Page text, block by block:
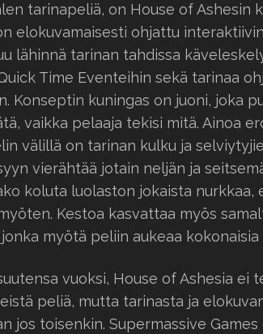
tarinapeliä, on House of Ashesin
elokuvamaisesti ohjattu
lähinnä tarinan tahdissa
Time Eventeihin sekä tarinaa
Konseptin kuningas on juoni, joka
vaikka pelaaja tekisi mitä. Ainoa
välillä on tarinan kulku ja
vierähtää jotain neljän ja
koluta luolaston jokaista nurkkaa,
Kestoa kasvattaa myös
myötä peliin aukeaa kokonaisia
vuoksi, House of Ashesia ei
peliä, mutta tarinasta ja
jos toisenkin. Supermassive